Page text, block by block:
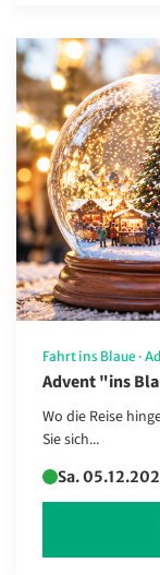
Fahrt ins Blaue ·
Advent "ins
Wo die Reise
Sie sich...
Sa.